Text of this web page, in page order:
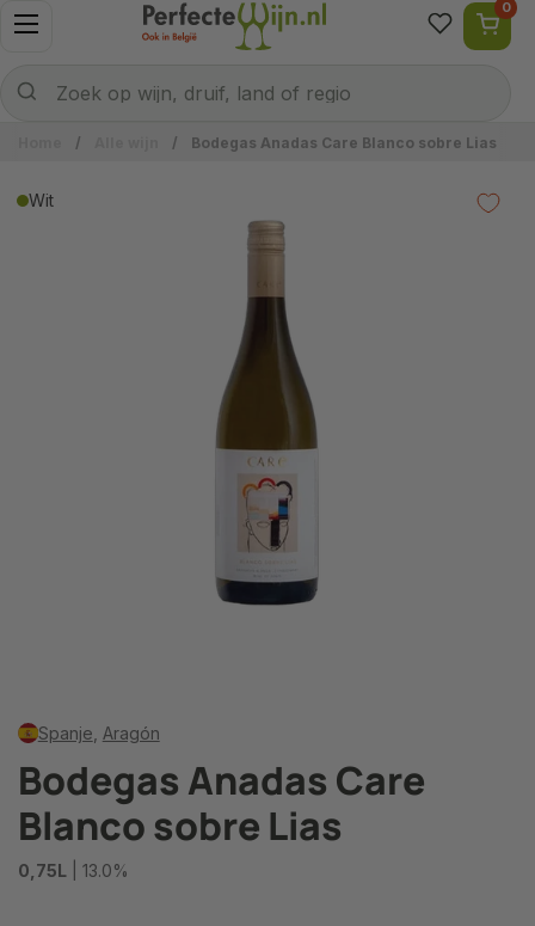
Ga naar content
Menu openen
Zoek op wijn, druif, land of regio
0
/ / Bodegas Anadas Care Blanco sobre Lias
Wit
Spanje Aragón
Bodegas Anadas Care
Blanco sobre Lias
0,75L | 13.0%